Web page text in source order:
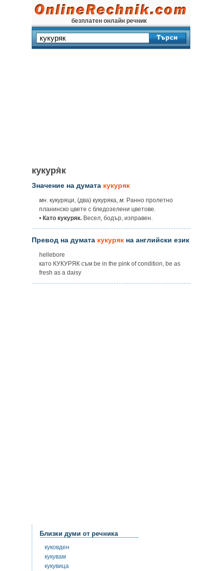
безплатен онлайн речник
кукуря̀к
Значение на думата кукуряк
мн. кукуряци, (два) кукуряка, м. Ранно пролетно
планинско цвете с бледозелени цветове.
• Като кукуряк. Весел, бодър, изправен.
Превод на думата кукуряк на английски език
hellebore
като КУКУРЯК съм be in the pink of condition, be as
fresh as a daisy
Близки думи от речника
куковден
кукувам
кукувица